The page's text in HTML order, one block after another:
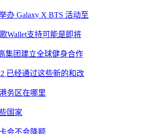
办 Galaxy X BTS 活动至
Wallet支持可能是即将
集团建立全球健身合作
已经通过这些新的和改
务区在哪里
国家
会不会降额